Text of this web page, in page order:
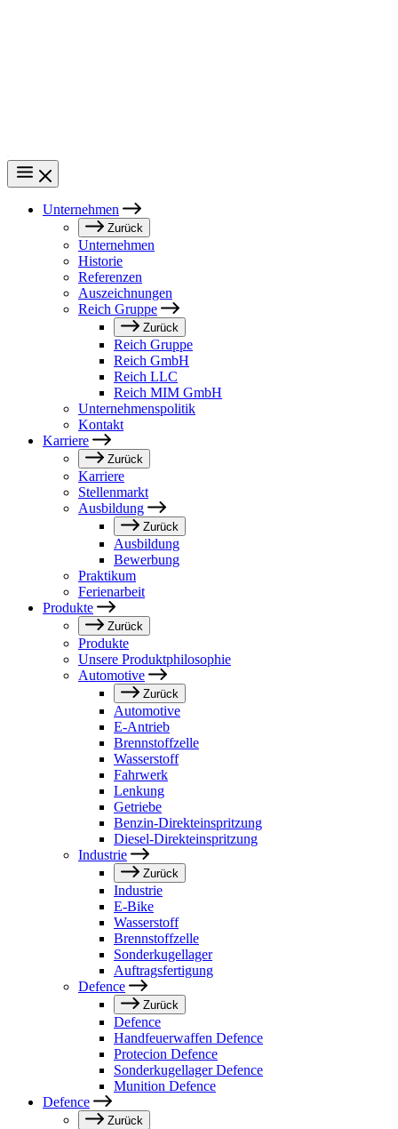
navigation
Unternehmen
Zurück
Unternehmen
Historie
Referenzen
Auszeichnungen
Reich Gruppe
Zurück
Reich Gruppe
Reich GmbH
Reich LLC
Reich MIM GmbH
Unternehmenspolitik
Kontakt
Karriere
Zurück
Karriere
Stellenmarkt
Ausbildung
Zurück
Ausbildung
Bewerbung
Praktikum
Ferienarbeit
Produkte
Zurück
Produkte
Unsere Produktphilosophie
Automotive
Zurück
Automotive
E-Antrieb
Brennstoffzelle
Wasserstoff
Fahrwerk
Lenkung
Getriebe
Benzin-Direkteinspritzung
Diesel-Direkteinspritzung
Industrie
Zurück
Industrie
E-Bike
Wasserstoff
Brennstoffzelle
Sonderkugellager
Auftragsfertigung
Defence
Zurück
Defence
Handfeuerwaffen Defence
Protecion Defence
Sonderkugellager Defence
Munition Defence
Defence
Zurück